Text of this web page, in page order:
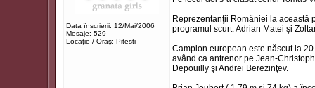
Data înscrierii: 12/Mai/2006
Mesaje: 529
Locaţie / Oraş: Pitesti
Reprezentanţii României la această
programul scurt. Adrian Matei şi
Campion european este născut la
având ca antrenor pe Jean-
Depouilly şi Andrei Berezinţev.